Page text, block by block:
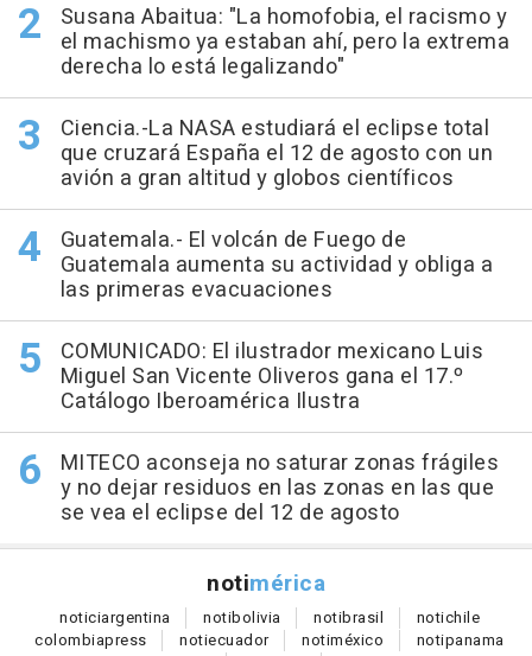
Susana Abaitua: "La homofobia, el racismo y
el machismo ya estaban ahí, pero la extrema
derecha lo está legalizando"
Ciencia.-La NASA estudiará el eclipse total
que cruzará España el 12 de agosto con un
avión a gran altitud y globos científicos
Guatemala.- El volcán de Fuego de
Guatemala aumenta su actividad y obliga a
las primeras evacuaciones
COMUNICADO: El ilustrador mexicano Luis
Miguel San Vicente Oliveros gana el 17.º
Catálogo Iberoamérica Ilustra
MITECO aconseja no saturar zonas frágiles
y no dejar residuos en las zonas en las que
se vea el eclipse del 12 de agosto
notimérica
noticiargentina notibolivia notibrasil notichile
colombiapress notiecuador notiméxico notipanama